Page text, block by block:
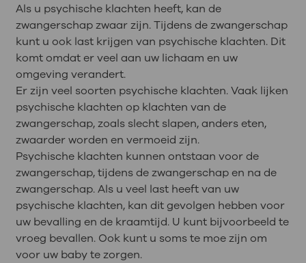
Als u psychische klachten heeft, kan de
zwangerschap zwaar zijn. Tijdens de zwangerschap
kunt u ook last krijgen van psychische klachten. Dit
komt omdat er veel aan uw lichaam en uw
omgeving verandert.
Er zijn veel soorten psychische klachten. Vaak lijken
psychische klachten op klachten van de
zwangerschap, zoals slecht slapen, anders eten,
zwaarder worden en vermoeid zijn.
Psychische klachten kunnen ontstaan voor de
zwangerschap, tijdens de zwangerschap en na de
zwangerschap. Als u veel last heeft van uw
psychische klachten, kan dit gevolgen hebben voor
uw bevalling en de kraamtijd. U kunt bijvoorbeeld te
vroeg bevallen. Ook kunt u soms te moe zijn om
voor uw baby te zorgen.